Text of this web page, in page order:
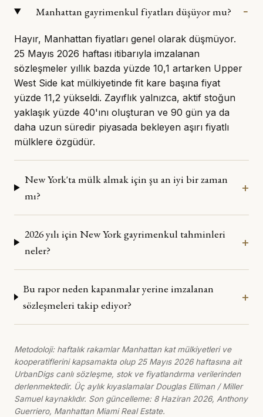
Manhattan gayrimenkul fiyatları düşüyor mu?
Hayır, Manhattan fiyatları genel olarak düşmüyor.
25 Mayıs 2026 haftası itibarıyla imzalanan
sözleşmeler yıllık bazda yüzde 10,1 artarken Upper
West Side kat mülkiyetinde fit kare başına fiyat
yüzde 11,2 yükseldi. Zayıflık yalnızca, aktif stoğun
yaklaşık yüzde 40'ını oluşturan ve 90 gün ya da
daha uzun süredir piyasada bekleyen aşırı fiyatlı
mülklere özgüdür.
New York'ta mülk almak için şu an iyi bir zaman
mı?
2026 yılı için New York gayrimenkul tahminleri
neler?
Bu rapor neden kapanmalar yerine imzalanan
sözleşmeleri takip ediyor?
Metodoloji: haftalık rakamlar Manhattan kat mülkiyetleri ve
kooperatiflerini kapsamakta olup 25 Mayıs 2026 haftasına ait
UrbanDigs canlı sözleşme, stok ve fiyatlandırma verilerinden
derlenmektedir. Üç aylık kıyaslamalar Douglas Elliman / Miller
Samuel kaynaklıdır. Son güncelleme: 8 Haziran 2026, Anthony
Guerriero, Manhattan Miami Real Estate.